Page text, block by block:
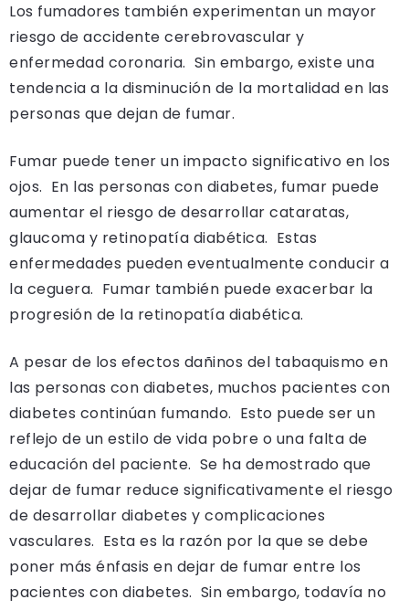
Los fumadores también experimentan un mayor
riesgo de accidente cerebrovascular y
enfermedad coronaria. Sin embargo, existe una
tendencia a la disminución de la mortalidad en las
personas que dejan de fumar.
Fumar puede tener un impacto significativo en los
ojos. En las personas con diabetes, fumar puede
aumentar el riesgo de desarrollar cataratas,
glaucoma y retinopatía diabética. Estas
enfermedades pueden eventualmente conducir a
la ceguera. Fumar también puede exacerbar la
progresión de la retinopatía diabética.
A pesar de los efectos dañinos del tabaquismo en
las personas con diabetes, muchos pacientes con
diabetes continúan fumando. Esto puede ser un
reflejo de un estilo de vida pobre o una falta de
educación del paciente. Se ha demostrado que
dejar de fumar reduce significativamente el riesgo
de desarrollar diabetes y complicaciones
vasculares. Esta es la razón por la que se debe
poner más énfasis en dejar de fumar entre los
pacientes con diabetes. Sin embargo, todavía no